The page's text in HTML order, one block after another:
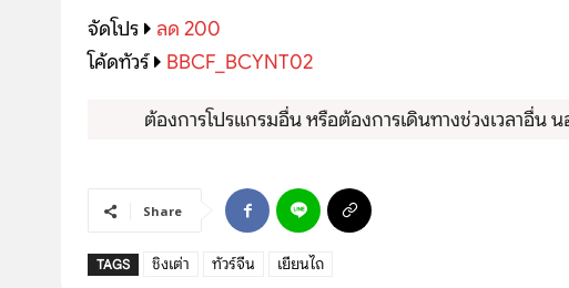
จัดโปร
ลด 200
โค้ดทัวร์
BBCF_BCYNT02
ต้องการโปรแกรมอื่น หรือต้องการเดินทางช่วงเวลาอื่น
Share
TAGS ชิงเต่า ทัวร์จีน เยียนไถ